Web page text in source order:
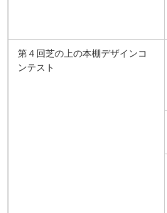
第４回芝の上の本棚デザインコ
ンテスト